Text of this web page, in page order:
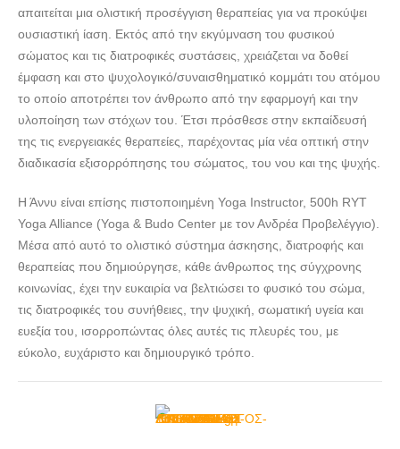
απαιτείται μια ολιστική προσέγγιση θεραπείας για να προκύψει
ουσιαστική ίαση. Εκτός από την εκγύμναση του φυσικού
σώματος και τις διατροφικές συστάσεις, χρειάζεται να δοθεί
έμφαση και στο ψυχολογικό/συναισθηματικό κομμάτι του ατόμου
το οποίο αποτρέπει τον άνθρωπο από την εφαρμογή και την
υλοποίηση των στόχων του. Έτσι πρόσθεσε στην εκπαίδευσή
της τις ενεργειακές θεραπείες, παρέχοντας μία νέα οπτική στην
διαδικασία εξισορρόπησης του σώματος, του νου και της ψυχής.
Η Άννυ είναι επίσης πιστοποιημένη Yoga Instructor, 500h RYT
Yoga Alliance (Yoga & Budo Center με τον Ανδρέα Προβελέγγιο).
Μέσα από αυτό το ολιστικό σύστημα άσκησης, διατροφής και
θεραπείας που δημιούργησε, κάθε άνθρωπος της σύγχρονης
κοινωνίας, έχει την ευκαιρία να βελτιώσει το φυσικό του σώμα,
τις διατροφικές του συνήθειες, την ψυχική, σωματική υγεία και
ευεξία του, ισορροπώντας όλες αυτές τις πλευρές του, με
εύκολο, ευχάριστο και δημιουργικό τρόπο.